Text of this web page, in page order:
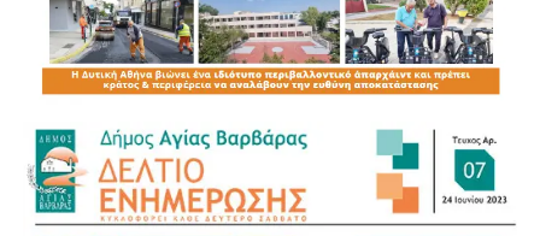
Αττικής Δαφνί. Μία ανάσα από το πύρινο μέτωπο.
Είμαστε σε άμεση επαφή τόσο με το σωματείο
εργαζομένων όσο και το Δήμο Χαϊδαρίου που από την
διαδικασία της εκκένωσης στην περιοχή. Απαιτούμε
από τους αρμόδιους υπηρεσιακούς παράγοντες να
γίνουν όλες οι απαραίτητες και αναγκαίες ενέργειες για
την ασφάλεια των ανθρώπινων ζωών, ασθενών,